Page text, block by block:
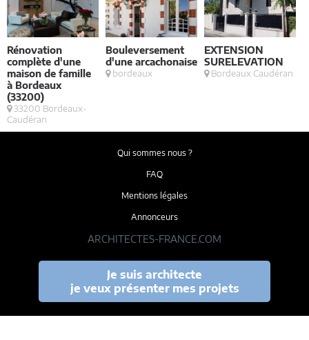
Rénovation
complète d'une
maison de famille
à Bordeaux
(33200)
33200 Bordeaux-
Caudéran
Bouleversement
d'une arcachonaise
bordeaux
EXTENSION
SURELEVATION
Bordeaux Caudéran
Qui sommes nous ?
FAQ
Mentions légales
Annonceurs
ARCHITECTES-FRANCE.COM
Je suis architecte
je veux présenter mes projets